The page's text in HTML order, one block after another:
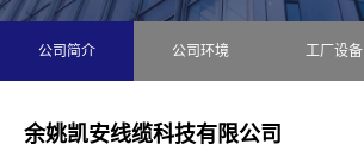
公司简介 公司环境 工厂设备
余姚凯安线缆科技有限公司